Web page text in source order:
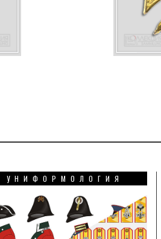
УНИФОРМОЛОГИЯ